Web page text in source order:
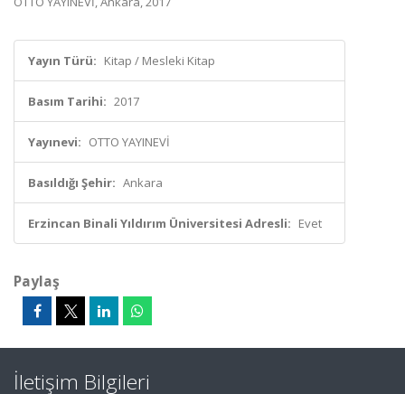
Yayın Türü: Kitap / Mesleki Kitap
Basım Tarihi: 2017
Yayınevi: OTTO YAYINEVİ
Basıldığı Şehir: Ankara
Erzincan Binali Yıldırım Üniversitesi Adresli: Evet
Paylaş
İletişim Bilgileri